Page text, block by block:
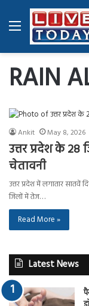
Menu
RAIN
Ankit May 8, 2026
उत्तर प्रदेश के
चेतावनी
उत्तर प्रदेश में लगातार सातवें
जिलों में तेज…
Read More »
Latest News